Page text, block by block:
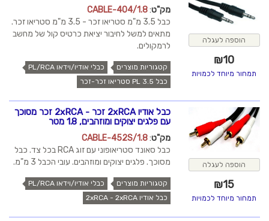
הוספה לעגלה
₪10
תמחור מיוחד לכמויות
מק"ט:
CABLE-404/1.8
כבל 3.5 מ"מ סטריאו זכר - 3.5 מ"מ סטריאו זכר.
מתאים למשל לחיבור יציאת כרטיס קול של מחשב
לרמקולים.
קטגוריות מוצרים
כבלי אודיו/וידאו PL/RCA
כבל PL 3.5 סטריאו זכר-זכר
הוספה לעגלה
₪15
תמחור מיוחד לכמויות
כבל אודיו 2xRCA זכר - 2xRCA זכר מסוכך
עם פלגים יצוקים ומוזהבים, 1.8 מטר
מק"ט:
CABLE-452S/1.8
כבל סאונד סטריאופוני עם זוג RCA בכל צד. כבל
מסוכך. פלגים יצוקים ומוזהבים. עובי הכבל 3 מ"מ.
קטגוריות מוצרים
כבלי אודיו/וידאו PL/RCA
כבל אודיו 2xRCA - 2xRCA